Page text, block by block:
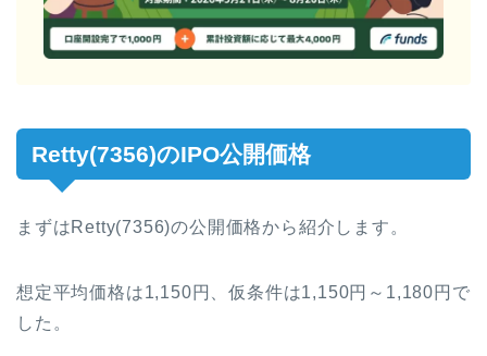
Retty(7356)のIPO公開価格
まずはRetty(7356)の公開価格から紹介します。
想定平均価格は1,150円、仮条件は1,150円～1,180円で
した。